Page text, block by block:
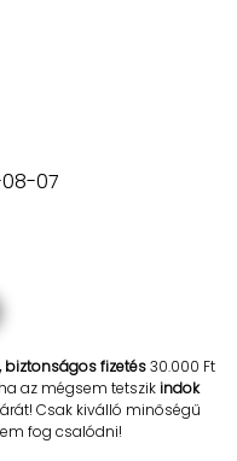
07
biztonságos fizetés30.000 Ft
az mégsem tetszikindok
Csak kiválló minőségű
fog csalódni!